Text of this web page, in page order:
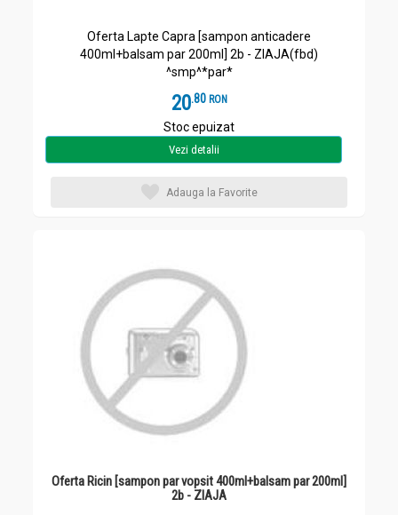
Oferta Lapte Capra [sampon anticadere
400ml+balsam par 200ml] 2b - ZIAJA(fbd)
^smp^*par*
20.8 RON
Stoc epuizat
Vezi detalii
Adauga la Favorite
Oferta Ricin [sampon par vopsit 400ml+balsam par 200ml]
2b - ZIAJA